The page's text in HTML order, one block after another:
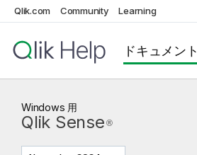
Qlik.com Community Learning
ドキュメント
Windows 用
Qlik Sense ®